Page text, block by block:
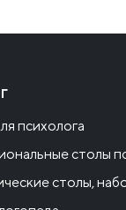
психолога
столы
столы,